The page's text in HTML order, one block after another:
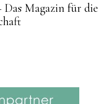
Das Magazin für die